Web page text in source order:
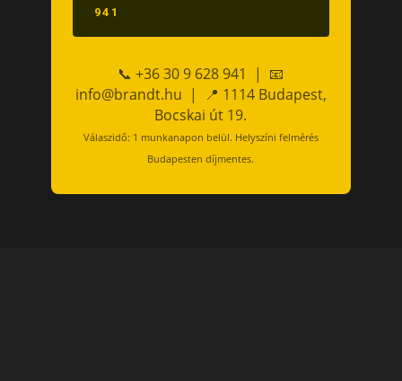
941
📞 +36 30 9 628 941 | 📧
info@brandt.hu | 📍 1114 Budapest,
Bocskai út 19.
Válaszidő: 1 munkanapon belül. Helyszíni felmérés
Budapesten díjmentes.